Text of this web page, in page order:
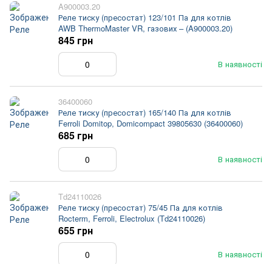
A900003.20
Реле тиску (пресостат) 123/101 Па для котлів
AWB ThermoMaster VR, газових – (A900003.20)
В наявності
845 грн
36400060
Реле тиску (пресостат) 165/140 Па для котлів
Ferroli Domitop, Domicompact 39805630 (36400060)
В наявності
685 грн
Td24110026
Реле тиску (пресостат) 75/45 Па для котлів
Rocterm, Ferroli, Electrolux (Td24110026)
В наявності
655 грн